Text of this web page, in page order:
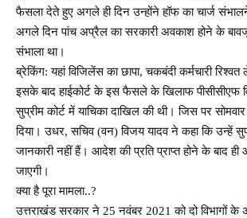
फैसला देते हुए अगले ही दिन उन्होंने हॉफ का चार्ज
अगले दिन पांच अप्रैल का सरकारी अवकाश होने के
संभाला था।
ब्रेकिंग: यहां विजिलेंस का छापा, चकबंदी कर्मचारी रिश्वत
इसके बाद हाईकोर्ट के इस फैसले के खिलाफ पीसीसीएफ
सुप्रीम कोर्ट में याचिका दाखिल की थी। जिस पर
दिया। उधर, सचिव (वन) विजय यादव ने कहा कि उन्हें
जानकारी नहीं हैं। आदेश की प्रति प्राप्त होने के बाद ही
जाएगी।
क्या है पूरा मामला..?
उत्तराखंड सरकार ने 25 नवंबर 2021 को दो विभागों के